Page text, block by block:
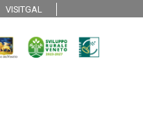
VISITGAL